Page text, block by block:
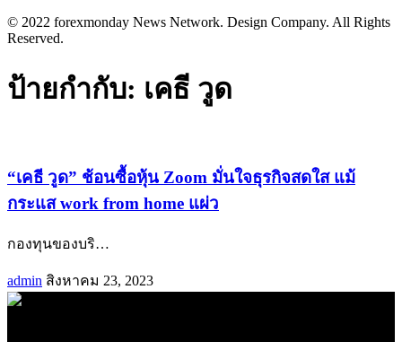
© 2022 forexmonday News Network. Design Company. All Rights
Reserved.
ป้ายกำกับ: เคธี วูด
“เคธี วูด” ช้อนซื้อหุ้น Zoom มั่นใจธุรกิจสดใส แม้
กระแส work from home แผ่ว
กองทุนของบริ…
admin สิงหาคม 23, 2023